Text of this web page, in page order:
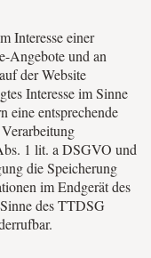
Interesse einer
Angebote und an
der Website
Interesse im Sinne
eine entsprechende
1 lit. a DSGVO und
die Speicherung
im Endgerät des
des TTDSG